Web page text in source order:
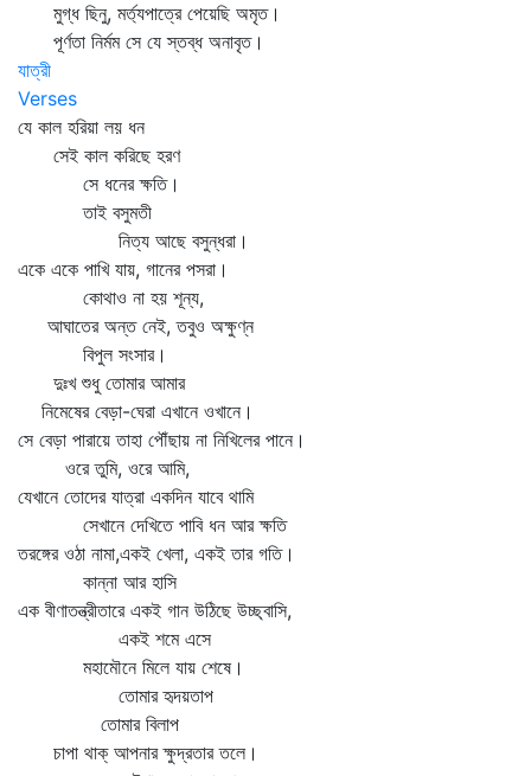
মুগ্ধ ছিনু, মর্ত্যপাত্রে পেয়েছি অমৃত।
পূর্ণতা নির্মম সে যে স্তব্ধ অনাবৃত।
যাত্রী
Verses
যে কাল হরিয়া লয় ধন
সেই কাল করিছে হরণ
সে ধনের ক্ষতি।
তাই বসুমতী
নিত্য আছে বসুন্ধরা।
একে একে পাখি যায়, গানের পসরা।
কোথাও না হয় শূন্য,
আঘাতের অন্ত নেই, তবুও অক্ষুণ্ন
বিপুল সংসার।
দুঃখ শুধু তোমার আমার
নিমেষের বেড়া-ঘেরা এখানে ওখানে।
সে বেড়া পারায়ে তাহা পৌঁছায় না নিখিলের পানে।
ওরে তুমি, ওরে আমি,
যেখানে তোদের যাত্রা একদিন যাবে থামি
সেখানে দেখিতে পাবি ধন আর ক্ষতি
তরঙ্গের ওঠা নামা,একই খেলা, একই তার গতি।
কান্না আর হাসি
এক বীণাতন্ত্রীতারে একই গান উঠিছে উচ্ছ্বাসি,
একই শমে এসে
মহামৌনে মিলে যায় শেষে।
তোমার হৃদয়তাপ
তোমার বিলাপ
চাপা থাক্‌ আপনার ক্ষুদ্রতার তলে।